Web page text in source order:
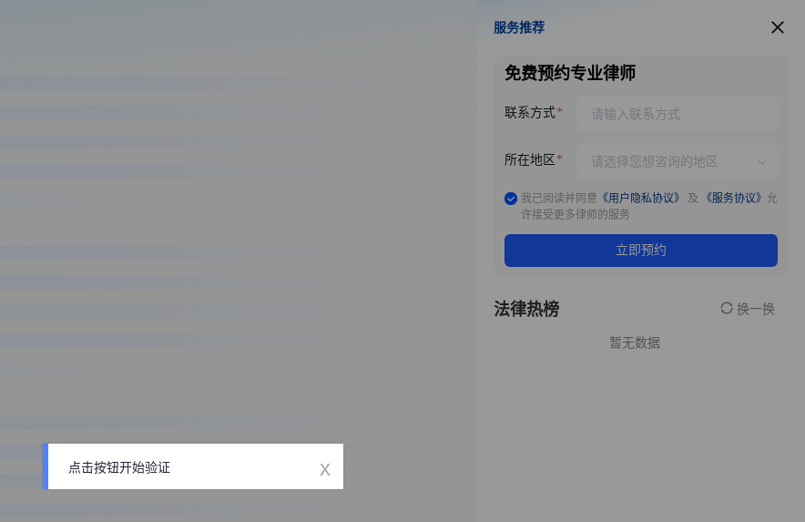
服务推荐
服务推荐
免费预约专业律师
联系方式
所在地区
我已阅读并同意 《用户隐私协议》 及 《服务协议》 允
许接受更多律师的服务
立即预约
法律热榜 换一换
暂无数据
点击按钮开始验证 x